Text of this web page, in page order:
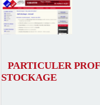
PARTICULER
STOCKAGE